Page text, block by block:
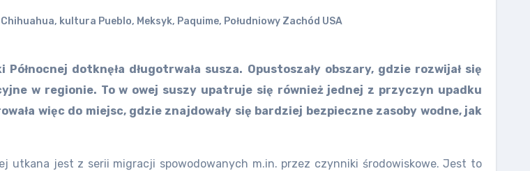
Chihuahua, kultura Pueblo, Meksyk, Paquime, Południowy Zachód USA
dotknęła długotrwała susza. Opustoszały obszary, gdzie rozwijał się
w regionie. To w owej suszy upatruje się również jednej z przyczyn upadku
więc do miejsc, gdzie znajdowały się bardziej bezpieczne zasoby wodne, jak
utkana jest z serii migracji spowodowanych m.in. przez czynniki środowiskowe. Jest to